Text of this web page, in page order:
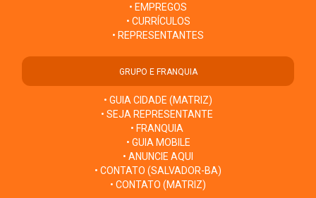
• EMPREGOS
• CURRÍCULOS
• REPRESENTANTES
GRUPO E FRANQUIA
• GUIA CIDADE (MATRIZ)
• SEJA REPRESENTANTE
• FRANQUIA
• GUIA MOBILE
• ANUNCIE AQUI
• CONTATO (SALVADOR-BA)
• CONTATO (MATRIZ)